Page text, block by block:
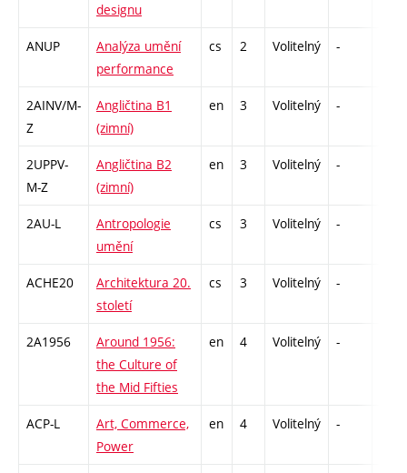
designu
ANUP
Analýza umění
performance
cs 2 Volitelný -
2AINV/M-
Z
Angličtina B1
(zimní)
en 3 Volitelný -
2UPPV-
M-Z
Angličtina B2
(zimní)
en 3 Volitelný -
2AU-L
Antropologie
umění
cs 3 Volitelný -
ACHE20
Architektura 20.
století
cs 3 Volitelný -
2A1956
Around 1956:
the Culture of
the Mid Fifties
en 4 Volitelný -
ACP-L
Art, Commerce,
Power
en 4 Volitelný -